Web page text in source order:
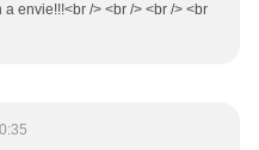
envie!!!<br /> <br /> <br /> <br